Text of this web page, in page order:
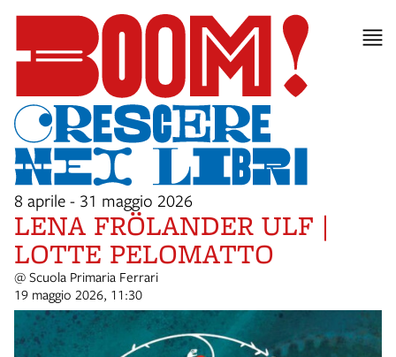
8 aprile - 31 maggio 2026
LENA FRÖLANDER ULF |
LOTTE PELOMATTO
@ Scuola Primaria Ferrari
19 maggio 2026, 11:30